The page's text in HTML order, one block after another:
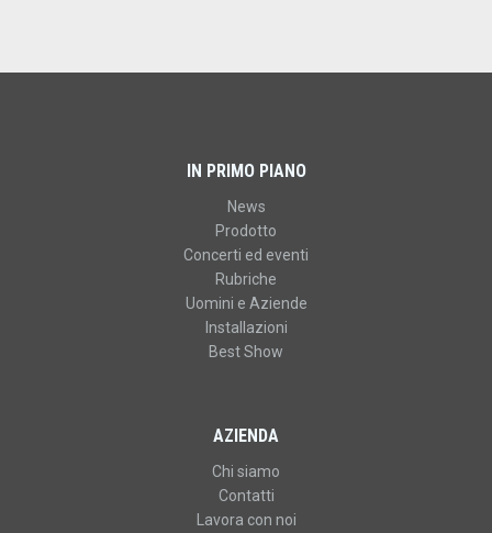
IN PRIMO PIANO
News
Prodotto
Concerti ed eventi
Rubriche
Uomini e Aziende
Installazioni
Best Show
AZIENDA
Chi siamo
Contatti
Lavora con noi